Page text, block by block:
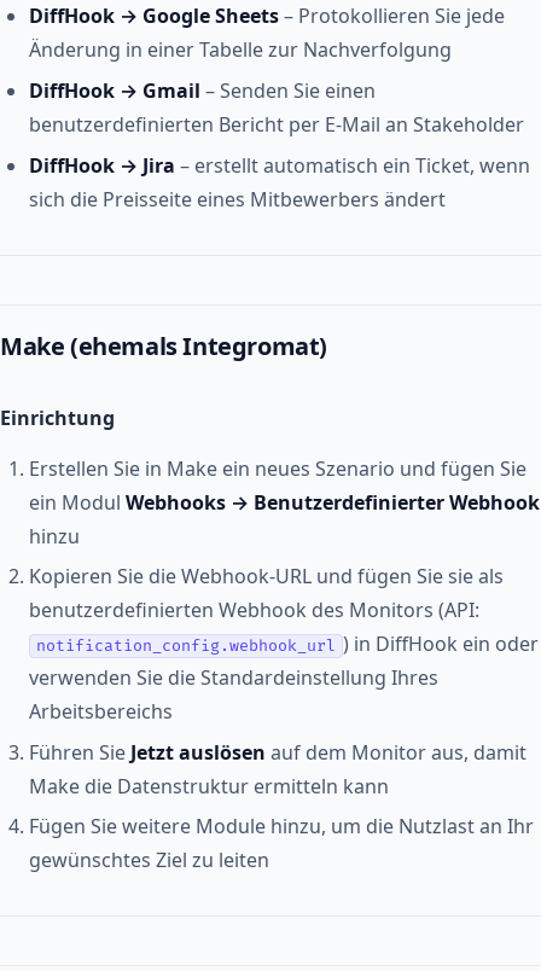
DiffHook → Google Sheets– Protokollieren Sie jede
Änderung in einer Tabelle zur Nachverfolgung
DiffHook → Gmail – Senden Sie einen
benutzerdefinierten Bericht per E-Mail an Stakeholder
DiffHook → Jira – erstellt automatisch ein Ticket, wenn
sich die Preisseite eines Mitbewerbers ändert
Make (ehemals Integromat)
Einrichtung
Erstellen Sie in Make ein neues Szenario und fügen Sie
ein Modul Webhooks → Benutzerdefinierter Webhook
hinzu
Kopieren Sie die Webhook-URL und fügen Sie sie als
benutzerdefinierten Webhook des Monitors (API:
notification_config.webhook_url ) in DiffHook ein oder
verwenden Sie die Standardeinstellung Ihres
Arbeitsbereichs
Führen Sie Jetzt auslösen auf dem Monitor aus, damit
Make die Datenstruktur ermitteln kann
Fügen Sie weitere Module hinzu, um die Nutzlast an Ihr
gewünschtes Ziel zu leiten